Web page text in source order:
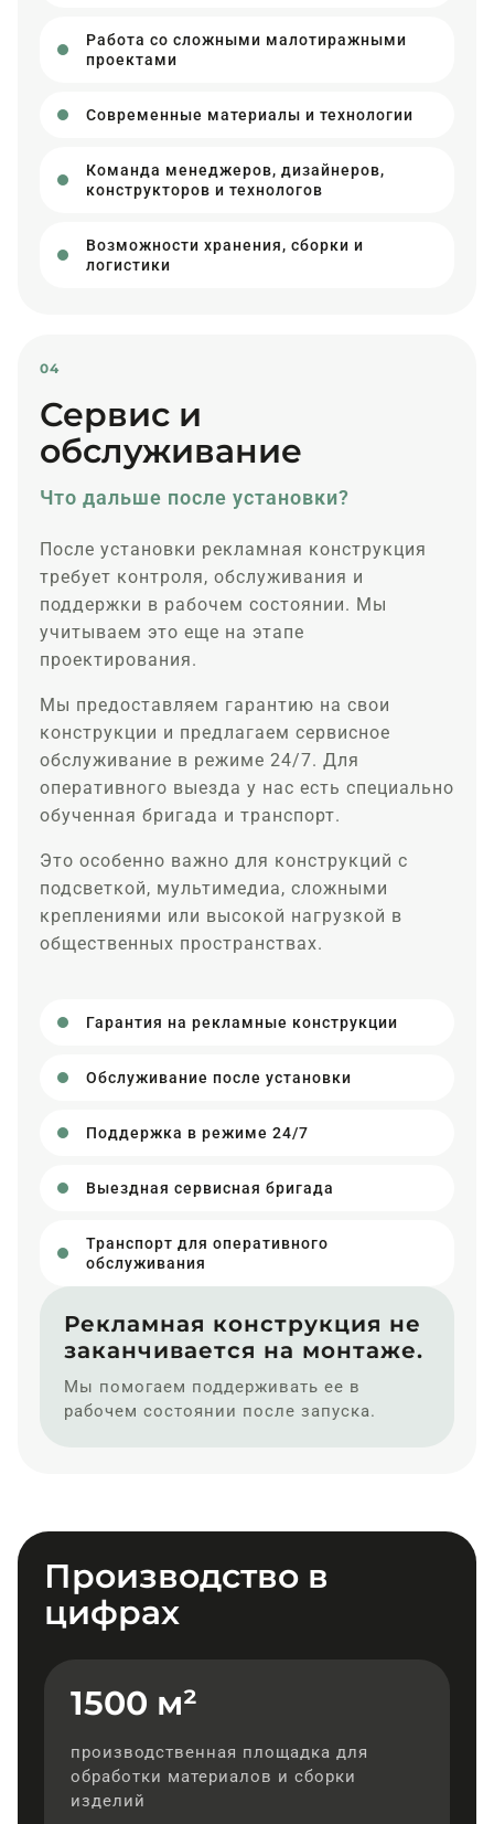
Работа со сложными малотиражными
проектами
Современные материалы и технологии
Команда менеджеров, дизайнеров,
конструкторов и технологов
Возможности хранения, сборки и
логистики
04
Сервис и
обслуживание
Что дальше после установки?
После установки рекламная конструкция
требует контроля, обслуживания и
поддержки в рабочем состоянии. Мы
учитываем это еще на этапе
проектирования.
Мы предоставляем гарантию на свои
конструкции и предлагаем сервисное
обслуживание в режиме 24/7. Для
оперативного выезда у нас есть специально
обученная бригада и транспорт.
Это особенно важно для конструкций с
подсветкой, мультимедиа, сложными
креплениями или высокой нагрузкой в
общественных пространствах.
Гарантия на рекламные конструкции
Обслуживание после установки
Поддержка в режиме 24/7
Выездная сервисная бригада
Транспорт для оперативного
обслуживания
Рекламная конструкция не
заканчивается на монтаже.
Мы помогаем поддерживать ее в
рабочем состоянии после запуска.
Производство в
цифрах
1500 м²
производственная площадка для
обработки материалов и сборки
изделий